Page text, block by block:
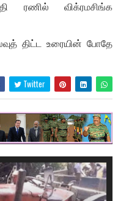
ரணில் விக்ரமசிங்க
திட்ட உரையின் போதே
Twitter